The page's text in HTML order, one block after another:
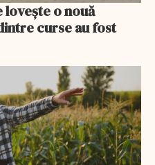
lovește o nouă
curse au fost